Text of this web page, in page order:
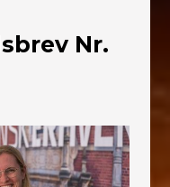
Nr.